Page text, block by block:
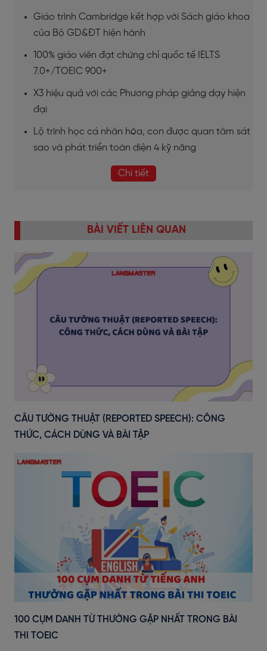
Giáo trình Cambridge kết hợp với Sách giáo khoa
của Bộ GD&ĐT hiện hành
100% giáo viên đạt chứng chỉ quốc tế IELTS
7.0+/TOEIC 900+
X3 hiệu quả với các Phương pháp giảng dạy hiện
đại
Lộ trình học cá nhân hóa, con được quan tâm sát
sao và phát triển toàn diện 4 kỹ năng
Chi tiết
BÀI VIẾT LIÊN QUAN
CÂU TƯỜNG THUẬT (REPORTED SPEECH): CÔNG
THỨC, CÁCH DÙNG VÀ BÀI TẬP
100 CỤM DANH TỪ THƯỜNG GẶP NHẤT TRONG BÀI
THI TOEIC